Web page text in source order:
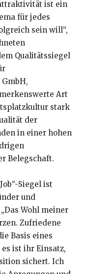
ist ein
für jedes
sein will“,
Qualitätssiegel
Art
stark
der
in einer hohen
Belegschaft.
Siegel ist
und
Wohl meiner
Zufriedene
Basis eines
ist ihr Einsatz,
sichert. Ich